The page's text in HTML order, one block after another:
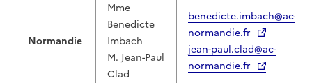
Normandie
Mme
Benedicte
Imbach
M. Jean-Paul
Clad
benedicte.imbach@ac-
normandie.fr
jean-paul.clad@ac-
normandie.fr